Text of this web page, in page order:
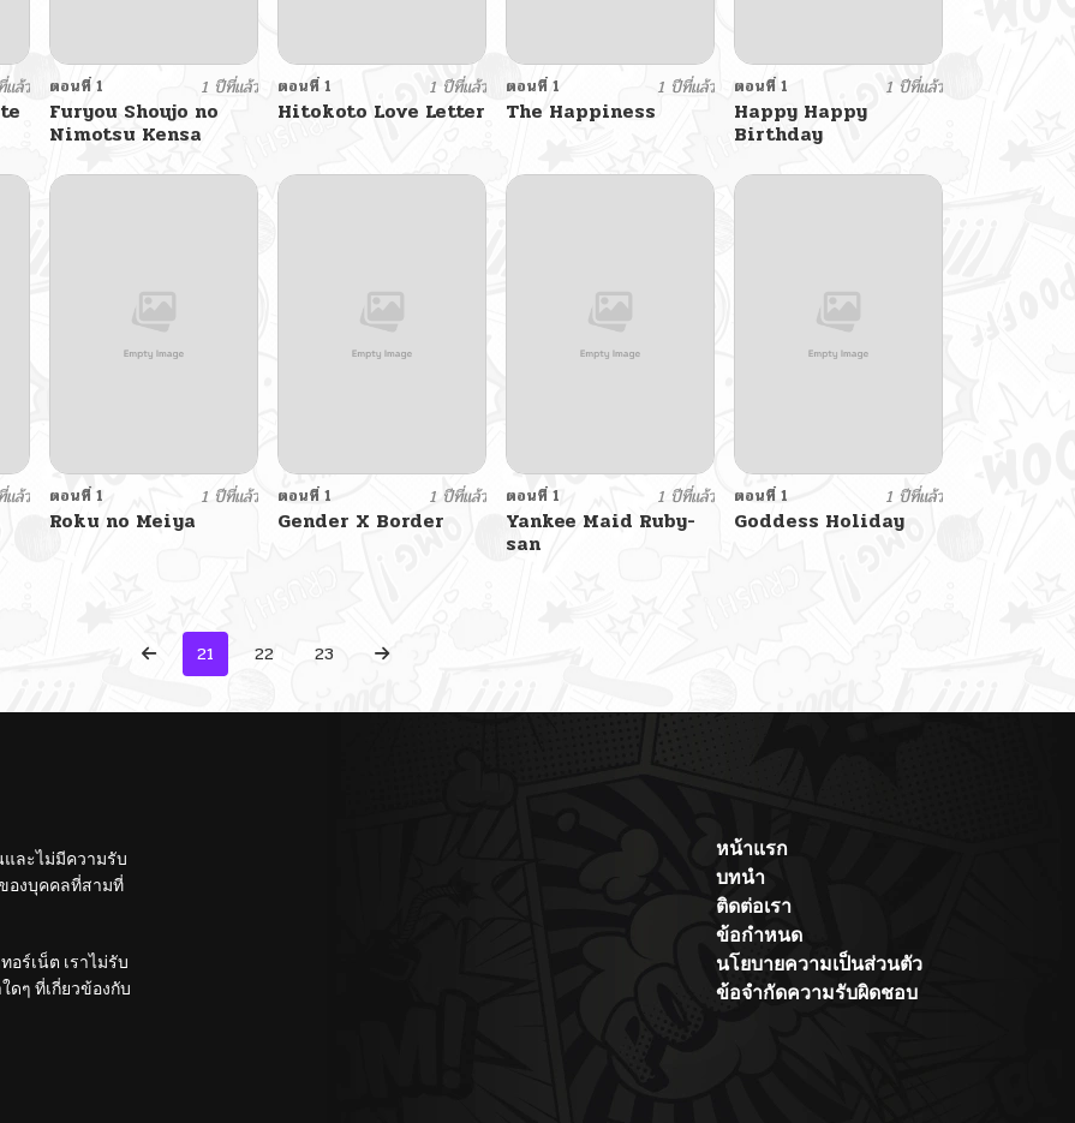
ล้ว ตอนที่ 1 1 ปีที่แล้ว
Furyou Shoujo no
Nimotsu Kensa
ตอนที่ 1 1 ปีที่แล้ว
Hitokoto Love Letter
ตอนที่ 1 1 ปีที่แล้ว
The Happiness
ตอนที่ 1 1 ปีที่แล้ว
Happy Happy
Birthday
ล้ว ตอนที่ 1 1 ปีที่แล้ว
Roku no Meiya
ตอนที่ 1 1 ปีที่แล้ว
Gender X Border
ตอนที่ 1 1 ปีที่แล้ว
Yankee Maid Ruby-
san
ตอนที่ 1 1 ปีที่แล้ว
Goddess Holiday
21 22 23
และไม่มีความรับ
องบุคคลที่สามที่
ร์เน็ต เราไม่รับ
ๆ ที่เกี่ยวข้องกับ
หน้าแรก
บทนำ
ติดต่อเรา
ข้อกำหนด
นโยบายความเป็นส่วนตัว
ข้อจำกัดความรับผิดชอบ